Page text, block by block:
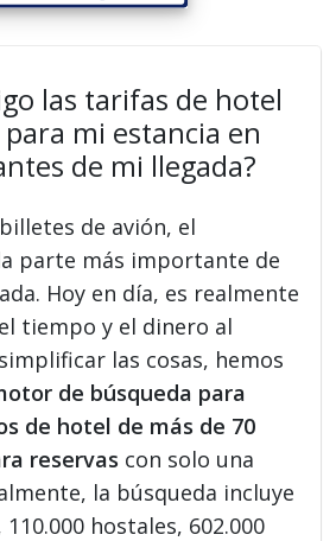
las tarifas de hotel
mi estancia en
de mi llegada?
de avión, el
parte más importante de
Hoy en día, es realmente
tiempo y el dinero al
las cosas, hemos
de búsqueda para
de hotel de más de 70
reservas con solo una
la búsqueda incluye
hostales, 602.000